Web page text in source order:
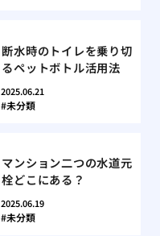
断水時のトイレを乗り切
るペットボトル活用法
2025.06.21
未分類
マンション二つの水道元
栓どこにある？
2025.06.19
未分類